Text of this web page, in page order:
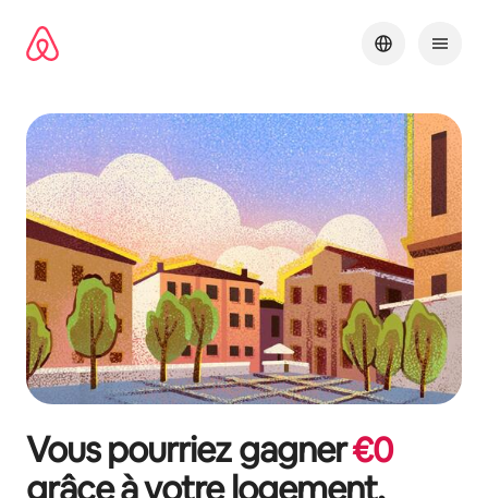
directement
Vous pourriez gagner€0
grâce à votre logement,